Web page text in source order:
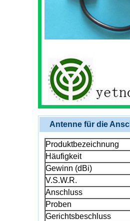
Antenne für die
Produktbezeichnung
Häufigkeit
Gewinn (dBi)
V.S.W.R.
Anschluss
Proben
Gerichtsbeschluss